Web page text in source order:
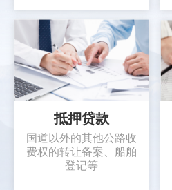
抵押贷款
国道以外的其他公路收
费权的转让备案、船舶
登记等